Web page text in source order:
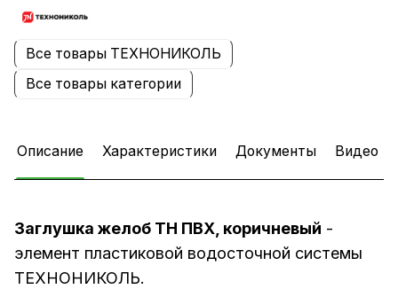
Все товары ТЕХНОНИКОЛЬ
Все товары категории
Описание Характеристики Документы Видео
Заглушка желоб ТН ПВХ, коричневый -
элемент пластиковой водосточной системы
ТЕХНОНИКОЛЬ.